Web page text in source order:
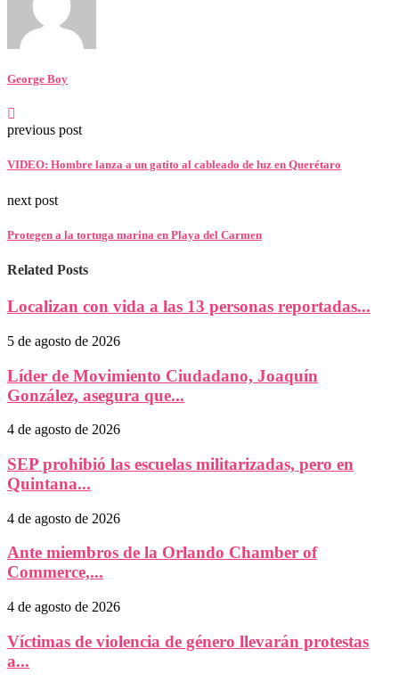
George Boy
previous post
VIDEO: Hombre lanza a un gatito al cableado de luz en Querétaro
next post
Protegen a la tortuga marina en Playa del Carmen
Related Posts
Localizan con vida a las 13 personas reportadas...
5 de agosto de 2026
Líder de Movimiento Ciudadano, Joaquín
González, asegura que...
4 de agosto de 2026
SEP prohibió las escuelas militarizadas, pero en
Quintana...
4 de agosto de 2026
Ante miembros de la Orlando Chamber of
Commerce,...
4 de agosto de 2026
Víctimas de violencia de género llevarán protestas
a...